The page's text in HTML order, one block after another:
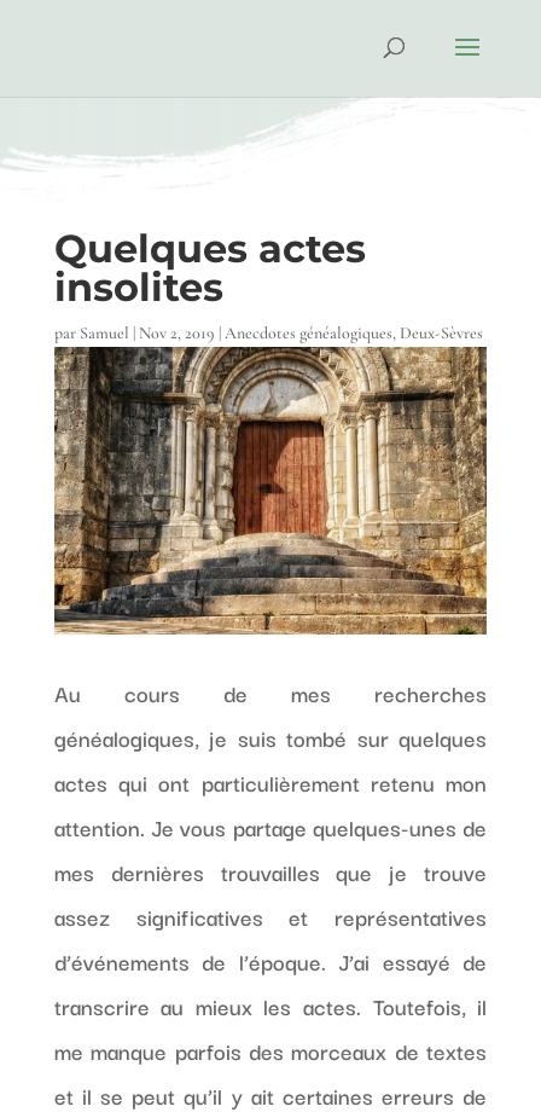
Quelques actes
insolites
par Samuel | Nov 2, 2019 |Anecdotes généalogiques, Deux-Sèvres
Au cours de mes recherches
généalogiques, je suis tombé sur quelques
actes qui ont particulièrement retenu mon
attention. Je vous partage quelques-unes de
mes dernières trouvailles que je trouve
assez significatives et représentatives
d’événements de l’époque. J’ai essayé de
transcrire au mieux les actes. Toutefois, il
me manque parfois des morceaux de textes
et il se peut qu’il y ait certaines erreurs de